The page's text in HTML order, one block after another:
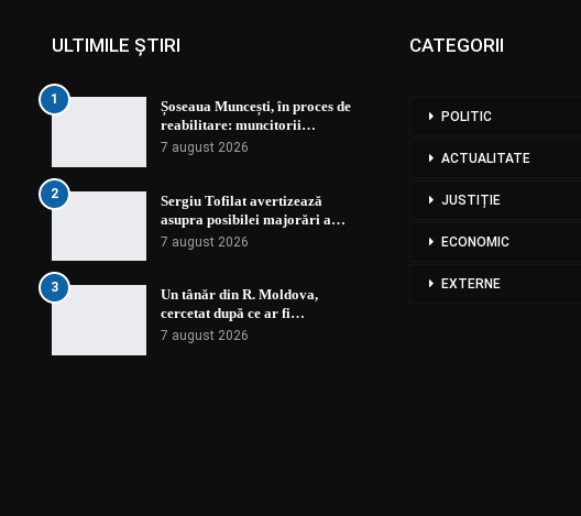
ULTIMILE ȘTIRI
1
Șoseaua Muncești, în proces de
reabilitare: muncitorii…
7 august 2026
2
Sergiu Tofilat avertizează
asupra posibilei majorări a…
7 august 2026
3
Un tânăr din R. Moldova,
cercetat după ce ar fi…
7 august 2026
CATEGORII
POLITIC
ACTUALITATE
JUSTIȚIE
ECONOMIC
EXTERNE